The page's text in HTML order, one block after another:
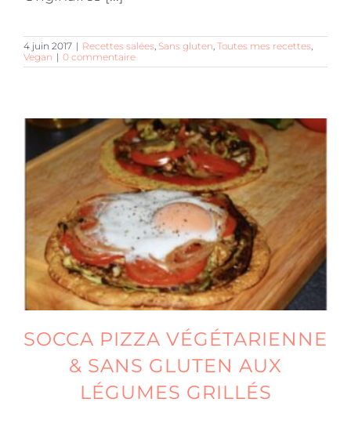
4 juin 2017 | Recettes salées, Sans gluten, Toutes mes recettes,
Vegan | 0 commentaire
SOCCA PIZZA VÉGÉTARIENNE
& SANS GLUTEN AUX
LÉGUMES GRILLÉS